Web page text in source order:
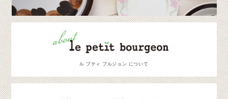
ル プティ ブルジョン について